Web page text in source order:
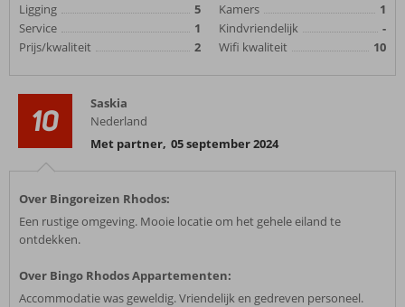
Ligging
5
Service
1
Prijs/kwaliteit
2
Kamers
1
Kindvriendelijk
-
Wifi kwaliteit
10
10
Saskia
Nederland
Met partner, 05 september 2024
Over Bingoreizen Rhodos:
Een rustige omgeving. Mooie locatie om het gehele eiland te
ontdekken.
Over Bingo Rhodos Appartementen:
Accommodatie was geweldig. Vriendelijk en gedreven personeel.